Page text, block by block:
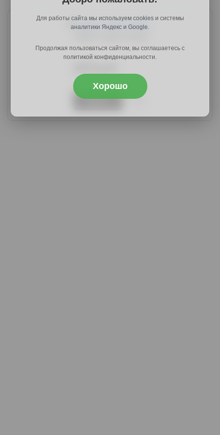
3777 руб.
Купить
Для работы сайта мы используем cookies и системы
аналитики Яндекс и Google.
Продолжая пользоваться сайтом, вы соглашаетесь с
политикой конфиденциальности.
Хорошо